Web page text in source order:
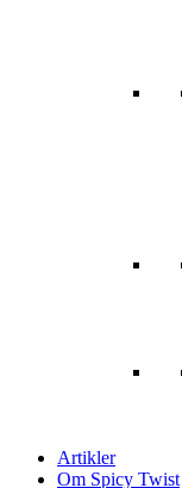
Artikler
Om Spicy Twist